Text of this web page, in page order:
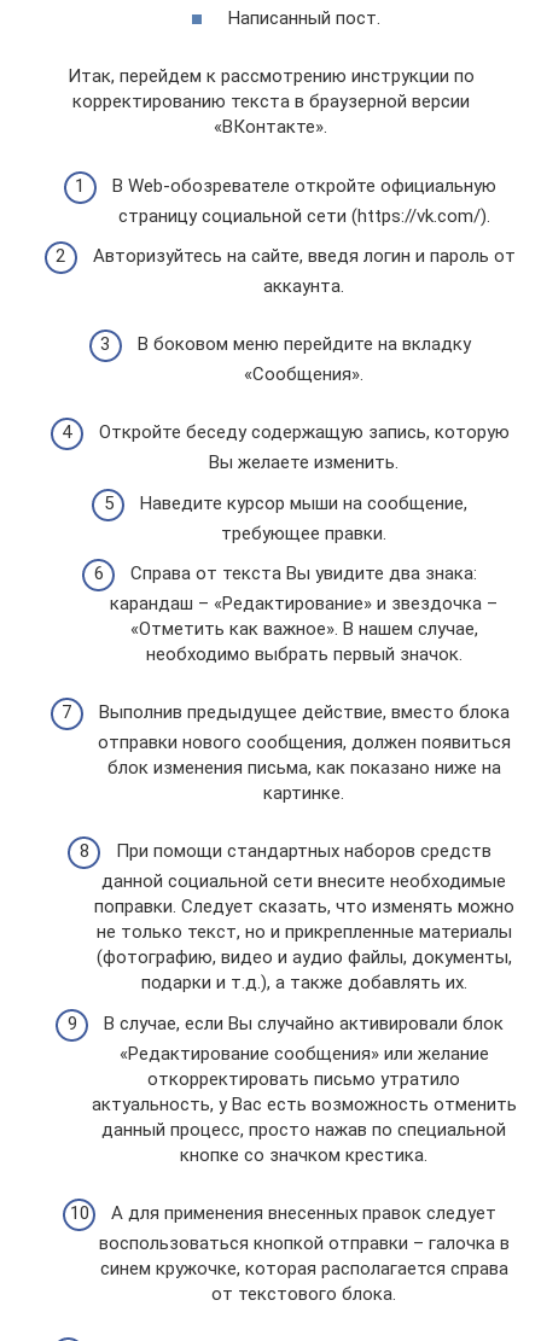
Написанный пост.
Итак, перейдем к рассмотрению инструкции по
корректированию текста в браузерной версии
«ВКонтакте».
В Web-обозревателе откройте официальную
страницу социальной сети (https://vk.com/).
Авторизуйтесь на сайте, введя логин и пароль от
аккаунта.
В боковом меню перейдите на вкладку
«Сообщения».
Откройте беседу содержащую запись, которую
Вы желаете изменить.
Наведите курсор мыши на сообщение,
требующее правки.
Справа от текста Вы увидите два знака:
карандаш – «Редактирование» и звездочка –
«Отметить как важное». В нашем случае,
необходимо выбрать первый значок.
Выполнив предыдущее действие, вместо блока
отправки нового сообщения, должен появиться
блок изменения письма, как показано ниже на
картинке.
При помощи стандартных наборов средств
данной социальной сети внесите необходимые
поправки. Следует сказать, что изменять можно
не только текст, но и прикрепленные материалы
(фотографию, видео и аудио файлы, документы,
подарки и т.д.), а также добавлять их.
В случае, если Вы случайно активировали блок
«Редактирование сообщения» или желание
откорректировать письмо утратило
актуальность, у Вас есть возможность отменить
данный процесс, просто нажав по специальной
кнопке со значком крестика.
А для применения внесенных правок следует
воспользоваться кнопкой отправки – галочка в
синем кружочке, которая располагается справа
от текстового блока.